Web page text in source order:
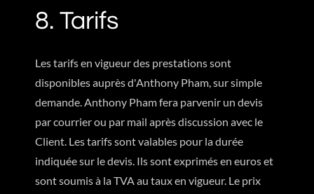
8. Tarifs
Les tarifs en vigueur des prestations sont
disponibles auprès d'Anthony Pham, sur simple
demande. Anthony Pham fera parvenir un devis
par courrier ou par mail après discussion avec le
Client. Les tarifs sont valables pour la durée
indiquée sur le devis. Ils sont exprimés en euros et
sont soumis à la TVA au taux en vigueur. Le prix